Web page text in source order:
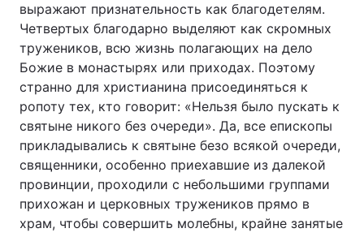
выражают признательность как благодетелям.
Четвертых благодарно выделяют как скромных
тружеников, всю жизнь полагающих на дело
Божие в монастырях или приходах. Поэтому
странно для христианина присоединяться к
ропоту тех, кто говорит: «Нельзя было пускать к
святыне никого без очереди». Да, все епископы
прикладывались к святыне безо всякой очереди,
священники, особенно приехавшие из далекой
провинции, проходили с небольшими группами
прихожан и церковных тружеников прямо в
храм, чтобы совершить молебны, крайне занятые